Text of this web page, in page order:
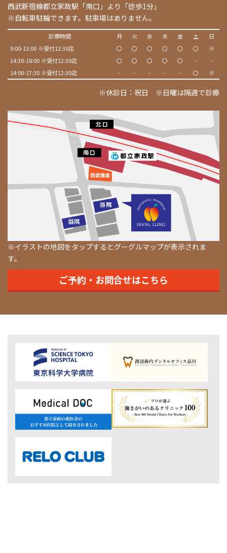
西武新宿線都立家政駅「南口」より「徒歩1分」
※自転車駐輪できます。駐車場はありません。
診療時間 月 火 水 木 金 土
日
9:00-13:00 ※受付12:30迄
〇 〇 〇 〇 〇 〇
※
14:30-18:00 ※受付12:30迄
〇 〇 〇 〇 〇 -
-
14:00-17:30 ※受付12:30迄
- - - - - 〇 ※
※休診日：祝日 ※日曜は隔週で診療
※イラストの地図をタップするとグーグルマップが表示されま
す。
ご予約・お問合せはこちら